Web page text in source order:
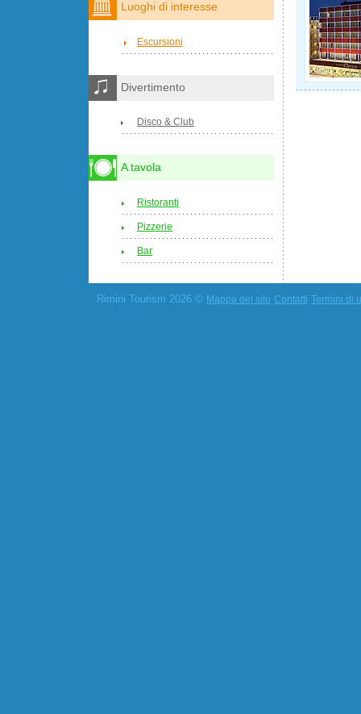
Luoghi di interesse
Escursioni
Divertimento
Disco & Club
A tavola
Ristoranti
Pizzerie
Bar
Rimini Tourism 2026 © Mappa del sito Contatti Termini di